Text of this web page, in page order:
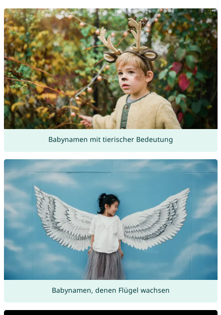
Babynamen mit tierischer Bedeutung
Babynamen, denen Flügel wachsen